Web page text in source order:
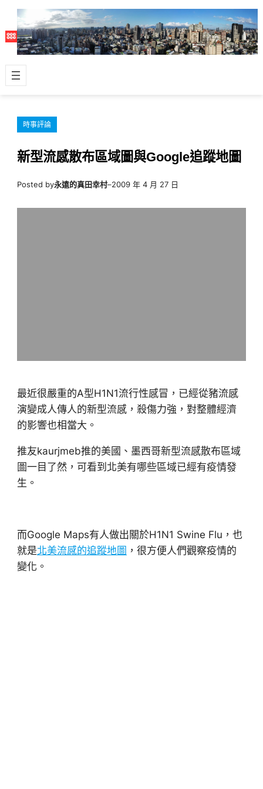
主
容
時事評論
新型流感散布區域圖與Google追蹤地圖
Posted by永遠的真田幸村–2009 年 4 月 27 日
最近很嚴重的A型H1N1流行性感冒，已經從豬流感
演變成人傳人的新型流感，殺傷力強，對整體經濟
的影響也相當大。
推友kaurjmeb推的美國、墨西哥新型流感散布區域
圖一目了然，可看到北美有哪些區域已經有疫情發
生。
而Google Maps有人做出關於H1N1 Swine Flu，也
就是北美流感的追蹤地圖 ，很方便人們觀察疫情的
變化。